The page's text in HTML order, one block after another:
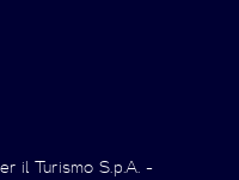
il Turismo S.p.A. -